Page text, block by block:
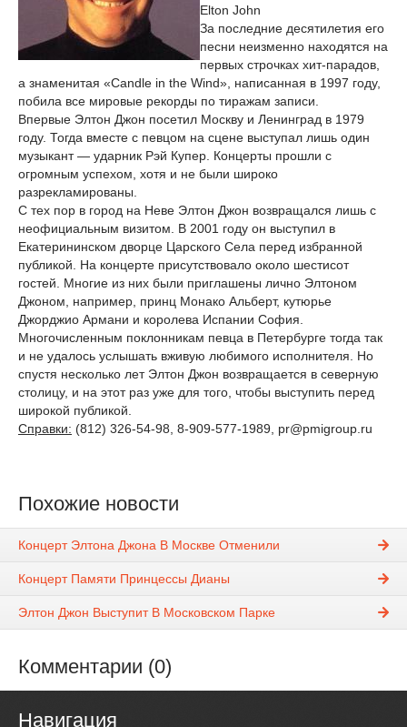
Elton John
За последние десятилетия его
песни неизменно находятся на
первых строчках хит-парадов,
а знаменитая «Candle in the Wind», написанная в 1997 году,
побила все мировые рекорды по тиражам записи.
Впервые Элтон Джон посетил Москву и Ленинград в 1979
году. Тогда вместе с певцом на сцене выступал лишь один
музыкант — ударник Рэй Купер. Концерты прошли с
огромным успехом, хотя и не были широко
разрекламированы.
С тех пор в город на Неве Элтон Джон возвращался лишь с
неофициальным визитом. В 2001 году он выступил в
Екатерининском дворце Царского Села перед избранной
публикой. На концерте присутствовало около шестисот
гостей. Многие из них были приглашены лично Элтоном
Джоном, например, принц Монако Альберт, кутюрье
Джорджио Армани и королева Испании София.
Многочисленным поклонникам певца в Петербурге тогда так
и не удалось услышать вживую любимого исполнителя. Но
спустя несколько лет Элтон Джон возвращается в северную
столицу, и на этот раз уже для того, чтобы выступить перед
широкой публикой.
Справки: (812) 326-54-98, 8-909-577-1989, pr@pmigroup.ru
Похожие новости
Концерт Элтона Джона В Москве Отменили
Концерт Памяти Принцессы Дианы
Элтон Джон Выступит В Московском Парке
Комментарии (0)
Навигация